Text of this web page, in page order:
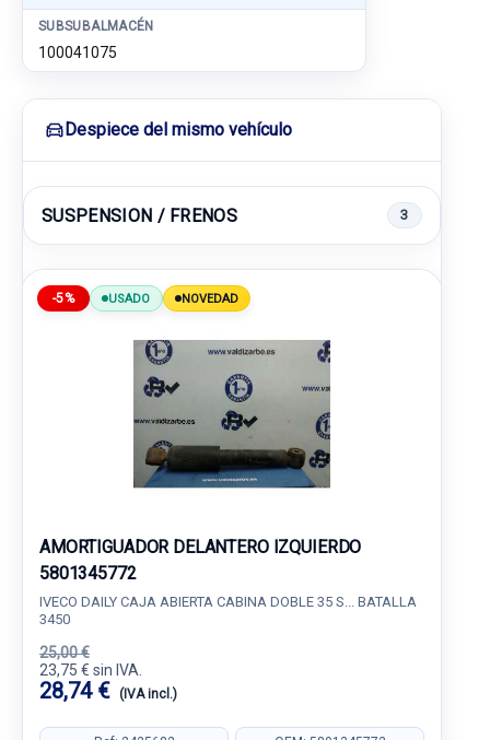
SUBSUBALMACÉN
100041075
Despiece del mismo vehículo
SUSPENSION / FRENOS 3
-5% USADO NOVEDAD
AMORTIGUADOR DELANTERO IZQUIERDO
5801345772
IVECO DAILY CAJA ABIERTA CABINA DOBLE 35 S... BATALLA
3450
25,00 €
23,75 € sin IVA.
28,74 € (IVA incl.)